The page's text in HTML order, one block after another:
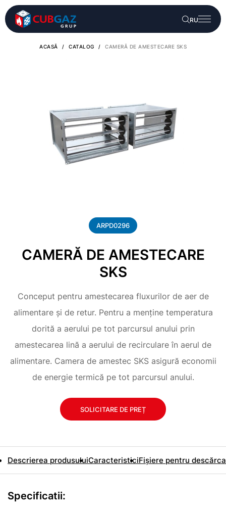
RU
ACASĂ / CATALOG / CAMERĂ DE AMESTECARE SKS
ARPD0296
CAMERĂ DE AMESTECARE
SKS
Conceput pentru amestecarea fluxurilor de aer de
alimentare și de retur. Pentru a menține temperatura
dorită a aerului pe tot parcursul anului prin
amestecarea lină a aerului de recirculare în aerul de
alimentare. Camera de amestec SKS asigură economii
de energie termică pe tot parcursul anului.
SOLICITARE DE PREȚ
Descrierea produsuluiCaracteristiciFișiere pentru
Specificatii: